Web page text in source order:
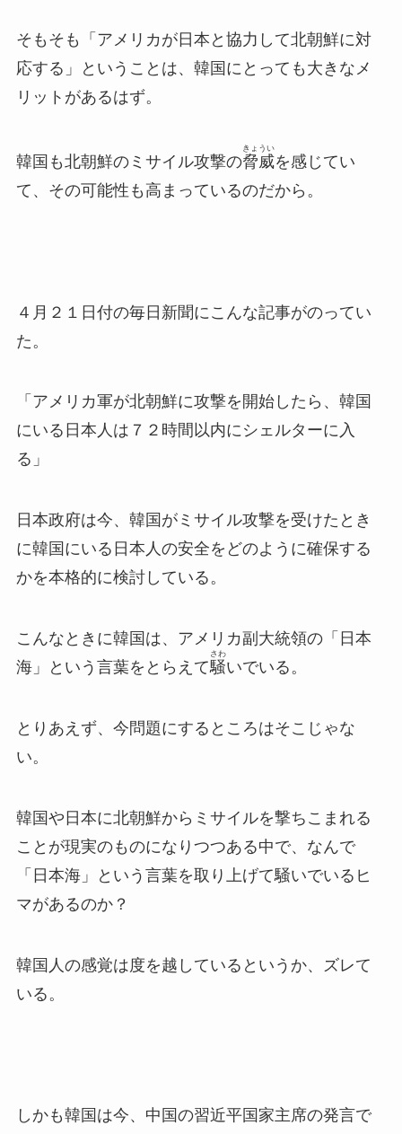
そもそも「アメリカが日本と協力して北朝鮮に対
応する」ということは、韓国にとっても大きなメ
リットがあるはず。
韓国も北朝鮮のミサイル攻撃の脅威
きょうい
を感じてい
て、その可能性も高まっているのだから。
４月２１日付の毎日新聞にこんな記事がのってい
た。
「アメリカ軍が北朝鮮に攻撃を開始したら、韓国
にいる日本人は７２時間以内にシェルターに入
る」
日本政府は今、韓国がミサイル攻撃を受けたとき
に韓国にいる日本人の安全をどのように確保する
かを本格的に検討している。
こんなときに韓国は、アメリカ副大統領の「日本
海」という言葉をとらえて騒
さわ
いでいる。
とりあえず、今問題にするところはそこじゃな
い。
韓国や日本に北朝鮮からミサイルを撃ちこまれる
ことが現実のものになりつつある中で、なんで
「日本海」という言葉を取り上げて騒いでいるヒ
マがあるのか？
韓国人の感覚は度を越しているというか、ズレて
いる。
しかも韓国は今、中国の習近平国家主席の発言で